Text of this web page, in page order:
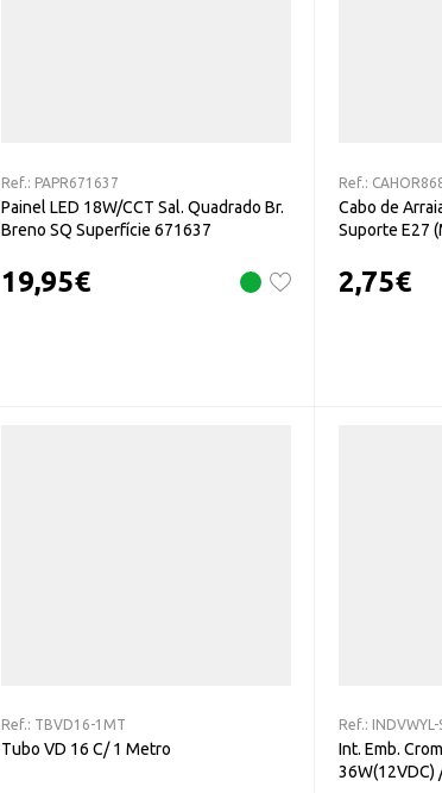
Ref.: PAPR671637
Painel LED 18W/CCT Sal. Quadrado Br.
Breno SQ Superfície 671637
19,95€
Ref.:
Cabo de
Suporte E27
2,75€
Ref.: TBVD16-1MT
Tubo VD 16 C/ 1 Metro
Ref.: INDVWYL-
Int. Emb.
36W(12VDC)